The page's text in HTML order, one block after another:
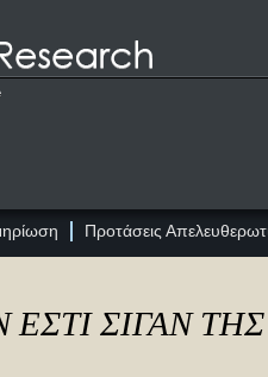
Προτάσεις
ΕΣΤΙ ΣΙΓΑΝ